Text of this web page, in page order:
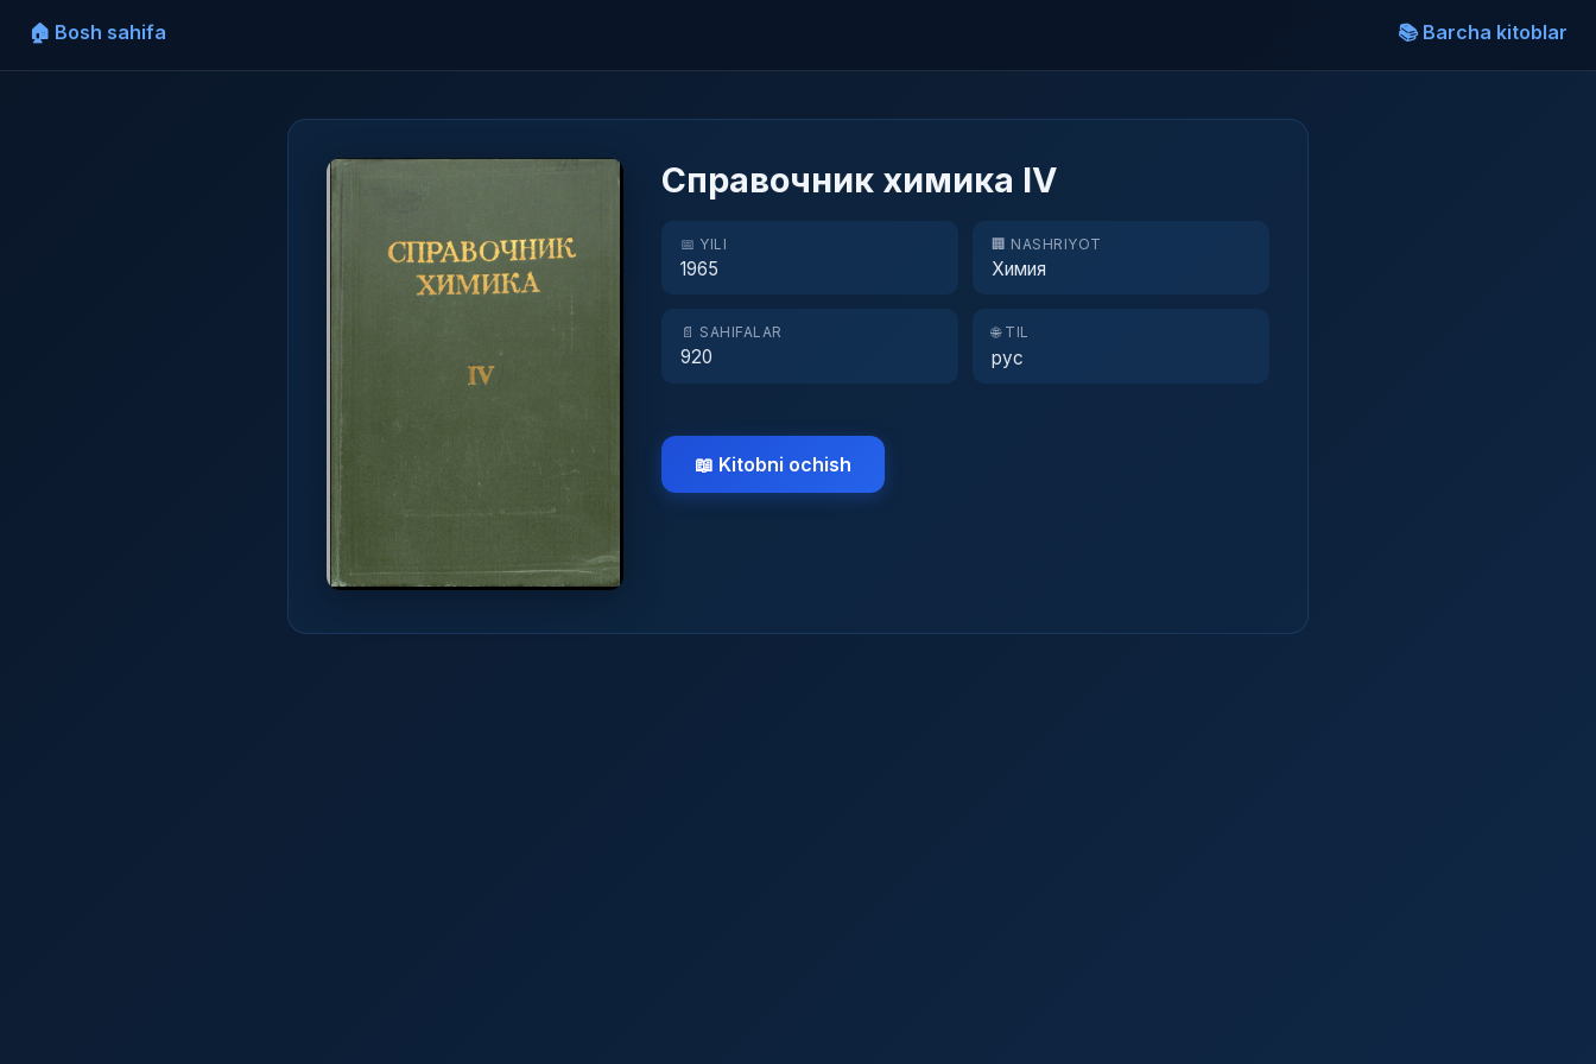
🏠 Bosh sahifa 📚 Barcha kitoblar
Справочник химика IV
📅 YILI
1965
🏢 NASHRIYOT
Химия
📄 SAHIFALAR
920
🌐 TIL
рус
📖 Kitobni ochish